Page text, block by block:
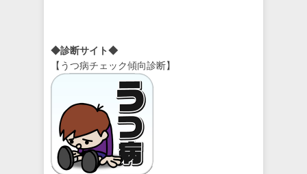
◆診断サイト◆
【うつ病チェック傾向診断】